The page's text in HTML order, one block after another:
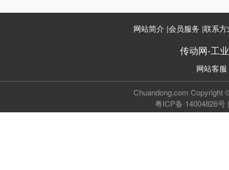
网站简介 |会员服务 |联系方
传动网-工
网站客服
Chuandong.com Copyright
粤ICP备 14004826号